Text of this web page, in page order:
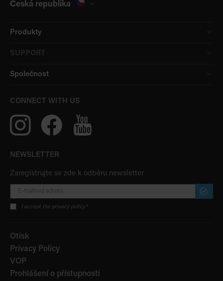
Česká republika
Produkty
Společnost
CONNECT WITH US
NEWSLETTER
Zaregistrujte se zde k odběru newsletter
I accept the privacy policy*
Otisk
Privacy Policy
VOP
Prohlášení o přístupnosti